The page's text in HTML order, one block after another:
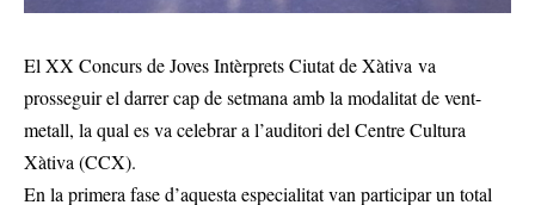
El XX Concurs de Joves Intèrprets Ciutat de Xàtiva va
prosseguir el darrer cap de setmana amb la modalitat de vent-
metall, la qual es va celebrar a l’auditori del Centre Cultura
Xàtiva (CCX).
En la primera fase d’aquesta especialitat van participar un total